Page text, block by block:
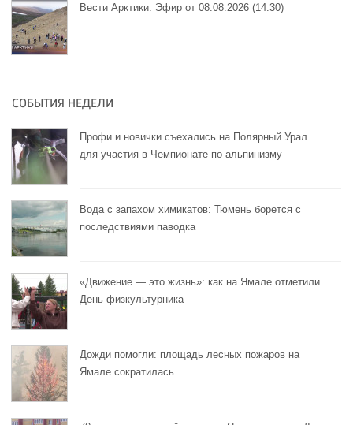
Вести Арктики. Эфир от 08.08.2026 (14:30)
СОБЫТИЯ НЕДЕЛИ
Профи и новички съехались на Полярный Урал
для участия в Чемпионате по альпинизму
Вода с запахом химикатов: Тюмень борется с
последствиями паводка
«Движение — это жизнь»: как на Ямале отметили
День физкультурника
Дожди помогли: площадь лесных пожаров на
Ямале сократилась